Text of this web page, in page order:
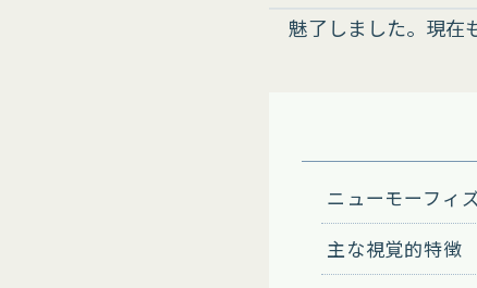
魅了しました。現在
ニューモーフィ
主な視覚的特徴